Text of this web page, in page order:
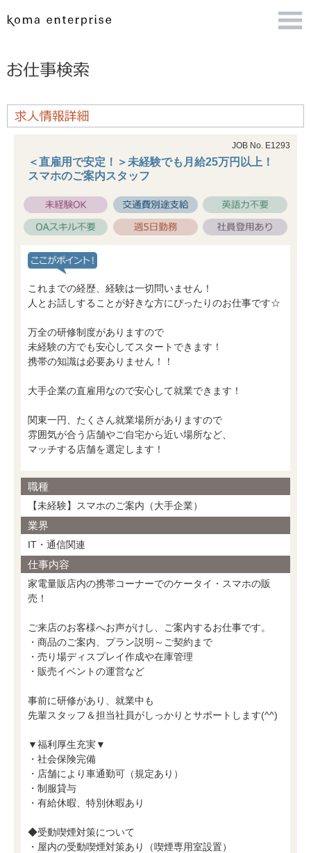
JOB No. E1293
＜直雇用で安定！＞未経験でも月給25万円以上！
スマホのご案内スタッフ
これまでの経歴、経験は一切問いません！
人とお話しすることが好きな方にぴったりのお仕事です☆
万全の研修制度がありますので
未経験の方でも安心してスタートできます！
携帯の知識は必要ありません！！
大手企業の直雇用なので安心して就業できます！
関東一円、たくさん就業場所がありますので
雰囲気が合う店舗やご自宅から近い場所など、
マッチする店舗を選定します！
職種
【未経験】スマホのご案内（大手企業）
業界
IT・通信関連
仕事内容
家電量販店内の携帯コーナーでのケータイ・スマホの販
売！
ご来店のお客様へお声がけし、ご案内するお仕事です。
・商品のご案内、プラン説明～ご契約まで
・売り場ディスプレイ作成や在庫管理
・販売イベントの運営など
事前に研修があり、就業中も
先輩スタッフ＆担当社員がしっかりとサポートします(^^)
▼福利厚生充実▼
・社会保険完備
・店舗により車通勤可（規定あり）
・制服貸与
・有給休暇、特別休暇あり
◆受動喫煙対策について
・屋内の受動喫煙対策あり（喫煙専用室設置）